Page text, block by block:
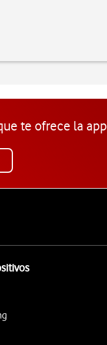
te ofrece la app